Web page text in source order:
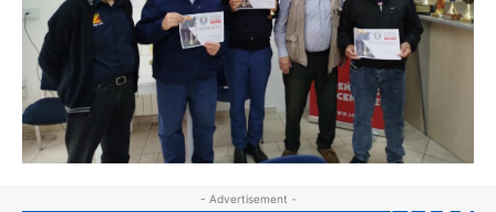
- Advertisement -